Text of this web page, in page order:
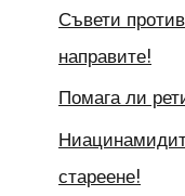
Съвети
направите!
Помага ли
стареене!